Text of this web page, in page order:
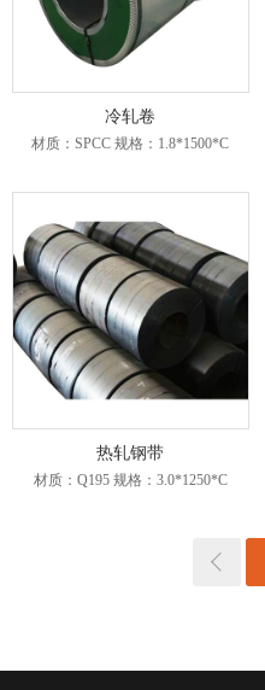
冷轧卷
材质：SPCC 规格：1.8*1500*C
热轧钢带
材质：Q195 规格：3.0*1250*C